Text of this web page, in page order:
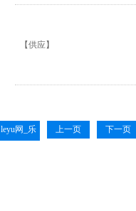
【供应】
leyu网_乐
上一页 下一页